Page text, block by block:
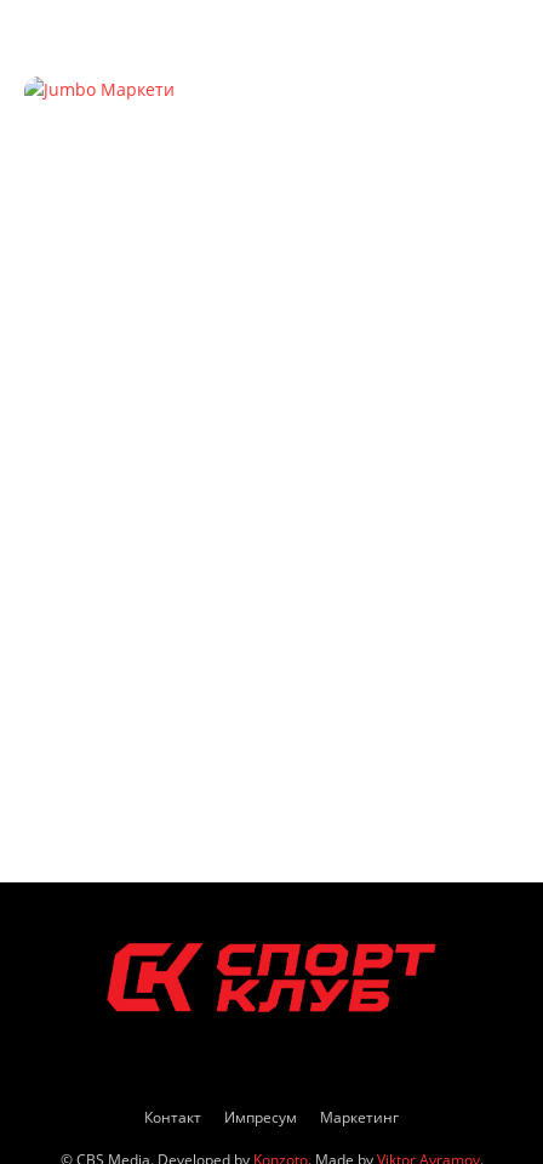
Контакт Импресум Маркетинг
© CBS Media. Developed by Konzoto. Made byViktor Avramov.